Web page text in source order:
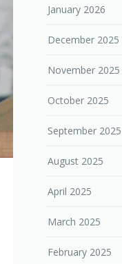
January 2026
December 2025
November 2025
October 2025
September 2025
August 2025
April 2025
March 2025
February 2025